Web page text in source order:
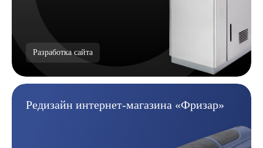
Разработка сайта
Редизайн интернет-магазина «Фризар»